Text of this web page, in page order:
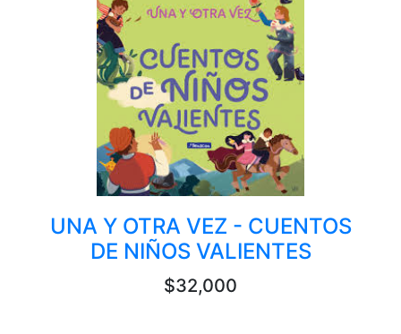
UNA Y OTRA VEZ - CUENTOS
DE NIÑOS VALIENTES
$32,000